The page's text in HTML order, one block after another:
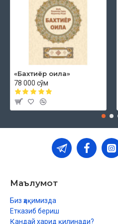
«Бахтиёр оила»
78 000 сўм
Маълумот
Биз ҳақимизда
Етказиб бериш
Қандай харид қилинади?